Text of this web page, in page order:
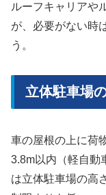
ルーフキャリアや
が、必要がない時
う。
立体駐車場
車の屋根の上に荷
3.8m以内（軽自動
は立体駐車場の高